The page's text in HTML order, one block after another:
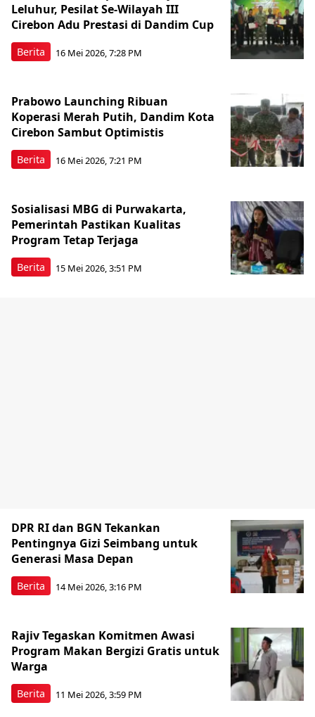
Berita
Leluhur, Pesilat Se-Wilayah III
Cirebon Adu Prestasi di Dandim Cup
16 Mei 2026, 7:28 PM
Berita
Prabowo Launching Ribuan
Koperasi Merah Putih, Dandim Kota
Cirebon Sambut Optimistis
16 Mei 2026, 7:21 PM
Berita
Sosialisasi MBG di Purwakarta,
Pemerintah Pastikan Kualitas
Program Tetap Terjaga
15 Mei 2026, 3:51 PM
Berita
DPR RI dan BGN Tekankan
Pentingnya Gizi Seimbang untuk
Generasi Masa Depan
14 Mei 2026, 3:16 PM
Berita
Rajiv Tegaskan Komitmen Awasi
Program Makan Bergizi Gratis untuk
Warga
11 Mei 2026, 3:59 PM